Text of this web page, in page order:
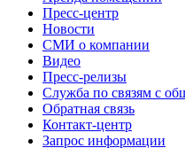
Пресс-центр
Новости
СМИ о компании
Видео
Пресс-релизы
Служба по связям с
Обратная связь
Контакт-центр
Запрос информации